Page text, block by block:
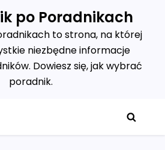
po Poradnikach
to strona, na której
niezbędne informacje
Dowiesz się, jak wybrać
poradnik.